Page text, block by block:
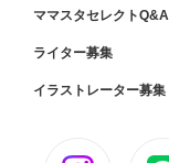
ママスタセレクトQ&A
ライター募集
イラストレーター募集